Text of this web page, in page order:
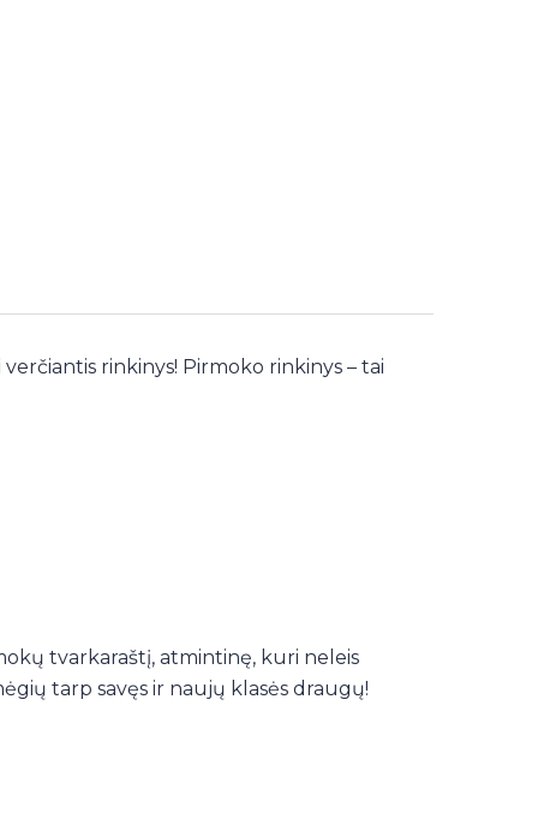
rinkinys! Pirmoko rinkinys – tai
tvarkaraštį, atmintinę, kuri neleis
tarp savęs ir naujų klasės draugų!